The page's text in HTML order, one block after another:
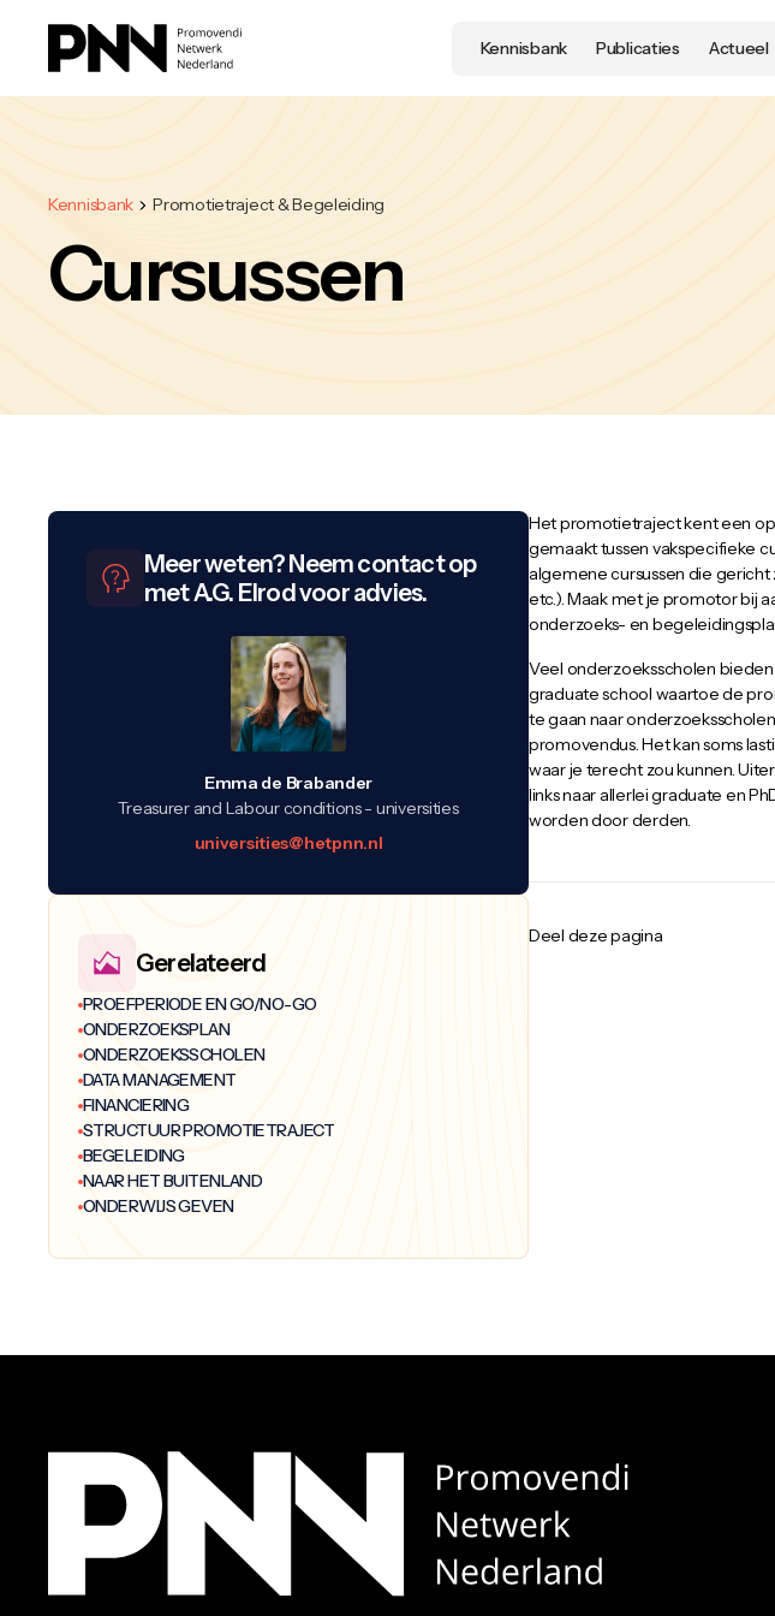
Kennisbank Publicaties Actueel
Kennisbank Promotietraject & Begeleiding
Cursussen
Meer weten? Neem contact op
met A.G. Elrod voor advies.
Emma de Brabander
Treasurer and Labour conditions - universities
universities@hetpnn.nl
Gerelateerd
PROEFPERIODE EN GO/NO-GO
ONDERZOEKSPLAN
ONDERZOEKSSCHOLEN
DATA MANAGEMENT
FINANCIERING
STRUCTUUR PROMOTIETRAJECT
BEGELEIDING
NAAR HET BUITENLAND
ONDERWIJS GEVEN
Het promotietraject kent een
gemaakt tussen vakspecifieke
algemene cursussen die
etc.). Maak met je promotor bij
onderzoeks- en
Veel onderzoeksscholen
graduate school waartoe de
te gaan naar
promovendus. Het kan soms
waar je terecht zou kunnen.
links naar allerlei graduate en
worden door derden.
Deel deze pagina